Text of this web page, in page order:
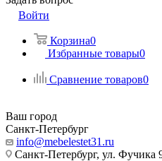
Войти
Корзина0
Избранные товары0
Сравнение товаров0
Ваш город
Санкт-Петербург
info@mebelestet31.ru
Санкт-Петербург, ул. Фучика